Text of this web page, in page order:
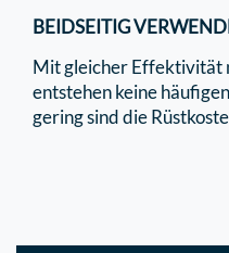
BEIDSEITIG
Mit gleicher Effektivität
entstehen keine
gering sind die